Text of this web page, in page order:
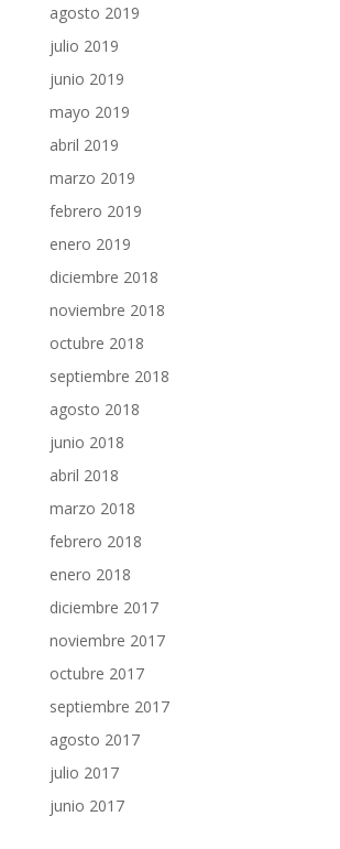
agosto 2019
julio 2019
junio 2019
mayo 2019
abril 2019
marzo 2019
febrero 2019
enero 2019
diciembre 2018
noviembre 2018
octubre 2018
septiembre 2018
agosto 2018
junio 2018
abril 2018
marzo 2018
febrero 2018
enero 2018
diciembre 2017
noviembre 2017
octubre 2017
septiembre 2017
agosto 2017
julio 2017
junio 2017